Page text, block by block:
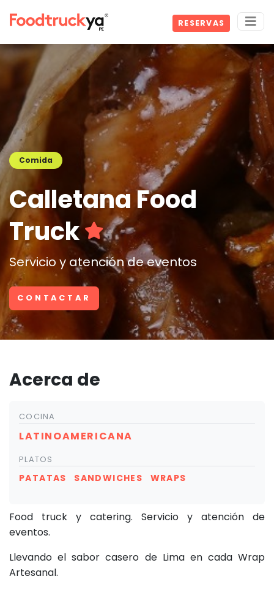
RESERVAS
Comida
Calletana Food
Truck
Servicio y atención de eventos
CONTACTAR
Acerca de
COCINA
LATINOAMERICANA
PLATOS
PATATAS SANDWICHES WRAPS
Food truck y catering. Servicio y atención de
eventos.
Llevando el sabor casero de Lima en cada Wrap
Artesanal.